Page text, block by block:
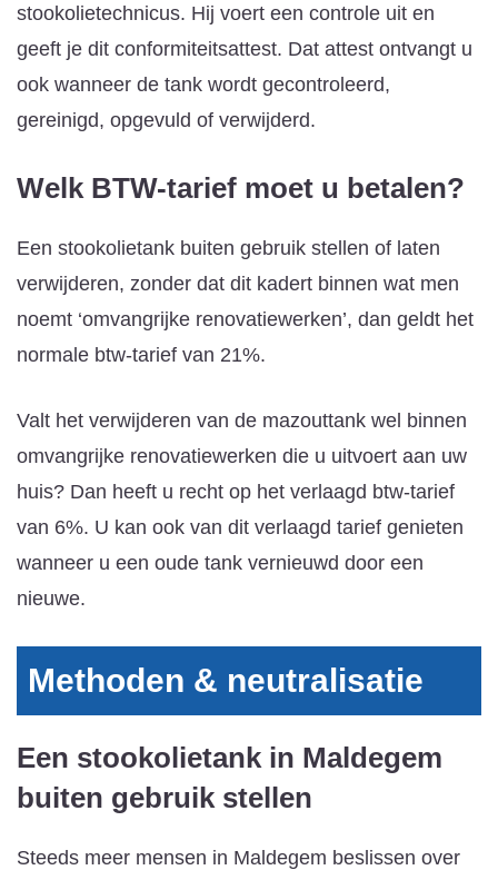
stookolietechnicus. Hij voert een controle uit en
geeft je dit conformiteitsattest. Dat attest ontvangt u
ook wanneer de tank wordt gecontroleerd,
gereinigd, opgevuld of verwijderd.
Welk BTW-tarief moet u betalen?
Een stookolietank buiten gebruik stellen of laten
verwijderen, zonder dat dit kadert binnen wat men
noemt ‘omvangrijke renovatiewerken’, dan geldt het
normale btw-tarief van 21%.
Valt het verwijderen van de mazouttank wel binnen
omvangrijke renovatiewerken die u uitvoert aan uw
huis? Dan heeft u recht op het verlaagd btw-tarief
van 6%. U kan ook van dit verlaagd tarief genieten
wanneer u een oude tank vernieuwd door een
nieuwe.
Methoden & neutralisatie
Een stookolietank in Maldegem
buiten gebruik stellen
Steeds meer mensen in Maldegem beslissen over